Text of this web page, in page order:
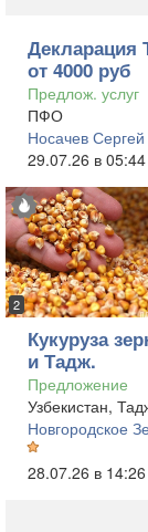
Декларация
от 4000 руб
Предлож. услуг
ПФО
Носачев Сергей
29.07.26 в 05:44
2
Кукуруза
и Тадж.
Предложение
Узбекистан,
Новгородское
28.07.26 в 14:26